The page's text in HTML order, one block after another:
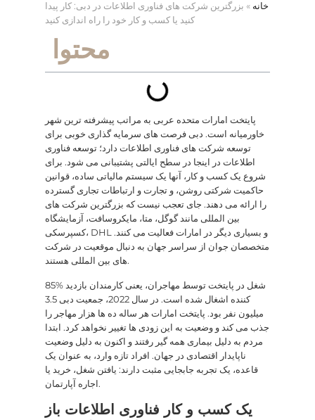
خانه » بزرگترین شرکت های فناوری اطلاعات در دبی: کار پیدا
کنید یا کسب و کار خود را راه اندازی کنید
محتوا
پایتخت امارات متحده عربی به مراتب پیشرفته ترین شهر
خاورمیانه است. دبی فرصت های سرمایه گذاری خوبی برای
توسعه شرکت های فناوری اطلاعات دارد؛ توسعه فناوری
اطلاعات در اینجا در سطح ایالتی پشتیبانی می شود. برای
شروع یک کسب و کار، آنها یک سیستم مالیاتی ساده، قوانین
حاکمیت شرکتی روشن، و تجارت و ارتباطات تجاری گسترده
را ارائه می دهند. جای تعجب نیست که بزرگترین شرکت های
بین المللی مانند گوگل، متا، مایکروسافت، آزمایشگاه
کسپرسکی، DHL و بسیاری دیگر در امارات فعالیت می کنند.
متخصصان جوان از سراسر جهان به دنبال موقعیت در شرکت
های بین المللی هستند.
85% شغل در پایتخت توسط مهاجران، یعنی کارمندان بازدید
کننده اشغال شده است. در سال 2022، جمعیت دبی 3.5
میلیون نفر بود. پایتخت امارات هر ساله ده ها هزار مهاجر را
جذب می کند و وضعیت به این زودی ها تغییر نخواهد کرد. ابتدا
مردم به دلیل بیماری همه گیر رفتند و اکنون به دلیل وضعیت
ناپایدار اقتصادی در جهان. افراد تازه وارد، به عنوان یک
قاعده، یک تجربه جابجایی مثبت دارند: یافتن شغل، خرید یا
اجاره آپارتمان.
یک کسب و کار فناوری اطلاعات باز